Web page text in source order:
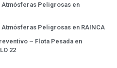
Peligrosas en
Peligrosas en RAINCA
– Flota Pesada en
22